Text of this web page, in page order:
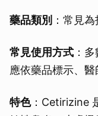
藥品類別 ：常見
常見使用方式 ：
應依藥品標示、醫
特色：Cetirizine